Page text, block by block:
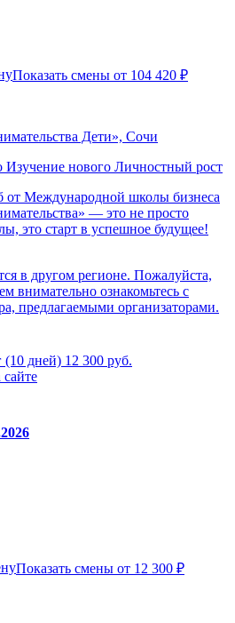
Показать смены от 104 420 ₽
Дети», Сочи
Изучение нового Личностный рост
от Международной школы бизнеса
— это не просто
это старт в успешное будущее!
в другом регионе. Пожалуйста,
внимательно ознакомьтесь с
предлагаемыми организаторами.
(10 дней) 12 300 руб.
Показать смены от 12 300 ₽